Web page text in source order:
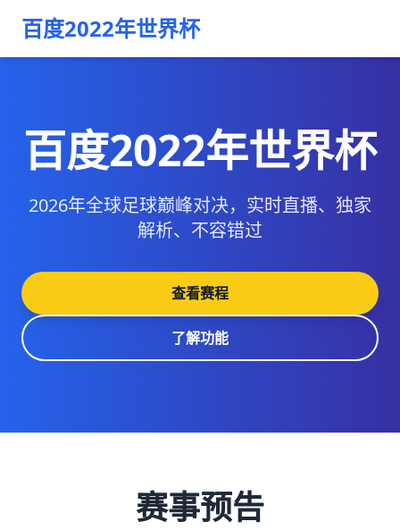
百度2022年世界杯
百度2022年世界杯
2026年全球足球巅峰对决，实时直播、独家
解析、不容错过
查看赛程
了解功能
赛事预告